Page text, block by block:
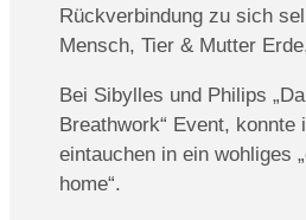
Rückverbindung zu sich
Mensch, Tier & Mutter
Bei Sibylles und Philips
Breathwork“ Event,
eintauchen in ein wohliges
home“.